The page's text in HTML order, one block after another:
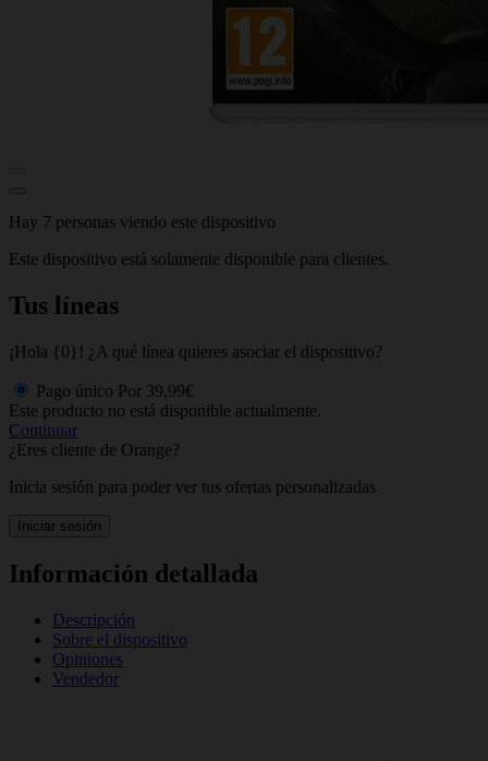
Hay 7 personas viendo este dispositivo
Este dispositivo está solamente disponible para clientes.
Tus líneas
¡Hola {0}! ¿A qué línea quieres asociar el dispositivo?
Pago único Por 39,99€
Este producto no está disponible actualmente.
Continuar
¿Eres cliente de Orange?
Inicia sesión para poder ver tus ofertas personalizadas
Iniciar sesión
Información detallada
Descripción
Sobre el dispositivo
Opiniones
Vendedor